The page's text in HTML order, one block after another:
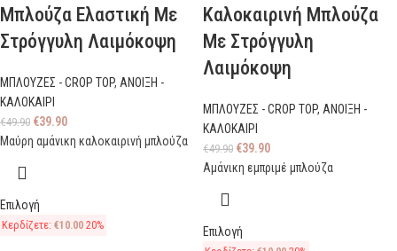
Μπλούζα Ελαστική Με
Στρόγγυλη Λαιμόκοψη
ΜΠΛΟΥΖΕΣ - CROP TOP, ΑΝΟΙΞΗ -
ΚΑΛΟΚΑΙΡΙ
€49.90 €39.90
Μαύρη αμάνικη καλοκαιρινή μπλούζα
Επιλογή
Κερδίζετε: €10.00 20%
Καλοκαιρινή Μπλούζα
Με Στρόγγυλη
Λαιμόκοψη
ΜΠΛΟΥΖΕΣ - CROP TOP, ΑΝΟΙΞΗ -
ΚΑΛΟΚΑΙΡΙ
€49.90 €39.90
Αμάνικη εμπριμέ μπλούζα
Επιλογή